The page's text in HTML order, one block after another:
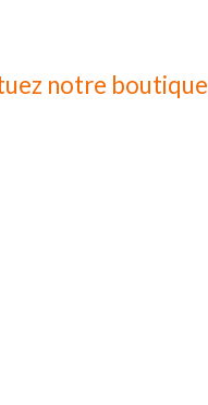
notre boutique